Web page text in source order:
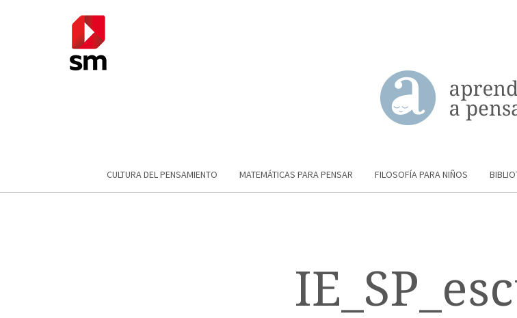
CULTURA DEL PENSAMIENTO MATEMÁTICAS PARA PENSAR FILOSOFÍA PARA NIÑOS